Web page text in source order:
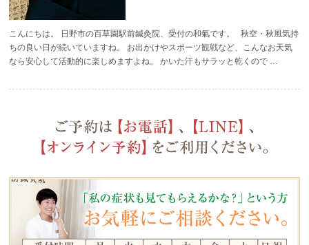
こんにちは。 日野市の百草園駅前鍼灸院、受付の和氣です。 秋空・秋風気持
ちの良い日が続いていますね。 お出かけやスポーツ観戦など、こんなお天気
なら安心して活動的に楽しめますよね。 かいた汗もサラッと乾くので …